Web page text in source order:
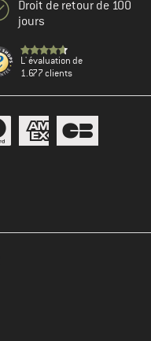
Droit de retour de 100
jours
L' évaluation de
1.677 clients